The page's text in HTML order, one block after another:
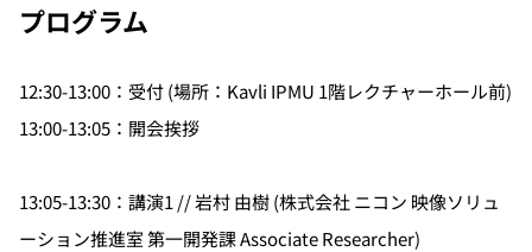
プログラム
12:30-13:00：受付 (場所：Kavli IPMU 1階レクチャーホール前)
13:00-13:05：開会挨拶
13:05-13:30：講演1 // 岩村 由樹 (株式会社 ニコン 映像ソリュ
ーション推進室 第一開発課 Associate Researcher)